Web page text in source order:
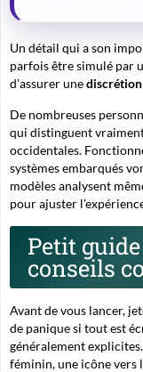
Un détail qui a son
parfois être simulé par
d'assurer une
De nombreuses
qui distinguent
occidentales.
systèmes embarqués
modèles analysent
pour ajuster
Petit
conseils
Avant de vous lancer,
de panique si tout est
généralement
féminin, une icône vers